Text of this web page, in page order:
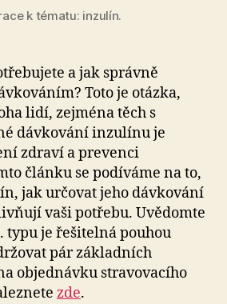
k tématu: inzulín.
a jak správně
Toto je otázka,
lidí, zejména těch s
dávkování inzulínu je
zdraví a prevenci
článku se podíváme na to,
jak určovat jeho dávkování
vaši potřebu. Uvědomte
typu je řešitelná pouhou
pár základních
objednávku stravovacího
zde.